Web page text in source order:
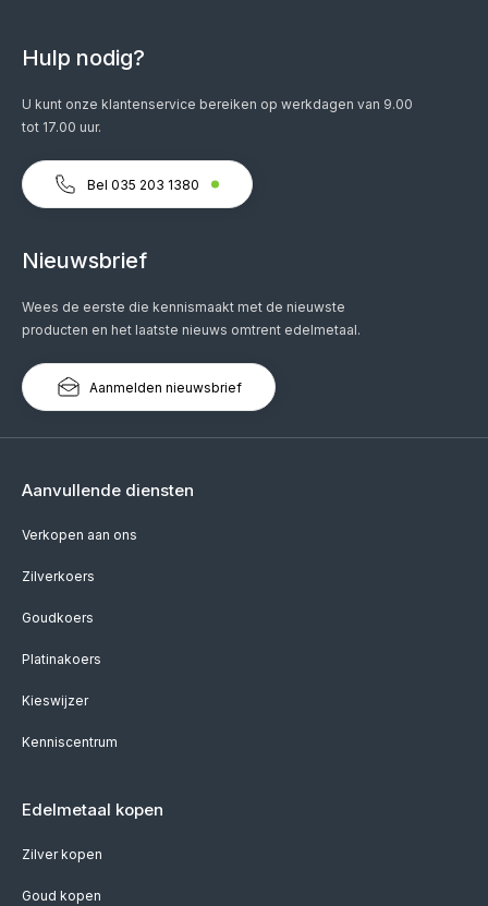
Hulp nodig?
U kunt onze klantenservice bereiken op werkdagen van 9.00
tot 17.00 uur.
Bel 035 203 1380
Nieuwsbrief
Wees de eerste die kennismaakt met de nieuwste
producten en het laatste nieuws omtrent edelmetaal.
Aanmelden nieuwsbrief
Aanvullende diensten
Verkopen aan ons
Zilverkoers
Goudkoers
Platinakoers
Kieswijzer
Kenniscentrum
Edelmetaal kopen
Zilver kopen
Goud kopen